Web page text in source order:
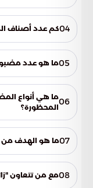
الهيروين، الشبو،04كم عدد أصناف
05ما هو عدد
06ما هي أنواع
المحظورة؟
لمبالغ مالية و 6 أصناف لأسلحة ومستلزماتها.07ما هو الهدف من
وحمايته.08مع من تتعاون